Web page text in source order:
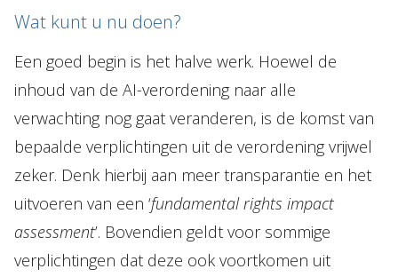
Wat kunt u nu doen?
Een goed begin is het halve werk. Hoewel de
inhoud van de AI-verordening naar alle
verwachting nog gaat veranderen, is de komst van
bepaalde verplichtingen uit de verordening vrijwel
zeker. Denk hierbij aan meer transparantie en het
uitvoeren van een ‘fundamental rights impact
assessment’. Bovendien geldt voor sommige
verplichtingen dat deze ook voortkomen uit